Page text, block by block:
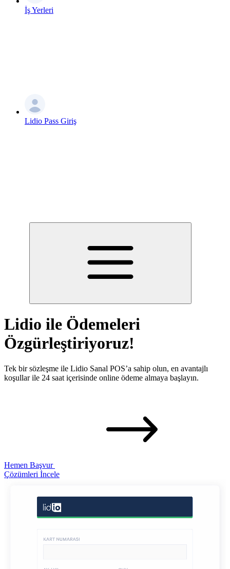
İş Yerleri
Lidio Pass Giriş
Lidio ile Ödemeleri
Özgürleştiriyoruz!
Tek bir sözleşme ile Lidio Sanal POS’a sahip olun, en avantajlı
koşullar ile 24 saat içerisinde online ödeme almaya başlayın.
Hemen Başvur
Çözümleri İncele